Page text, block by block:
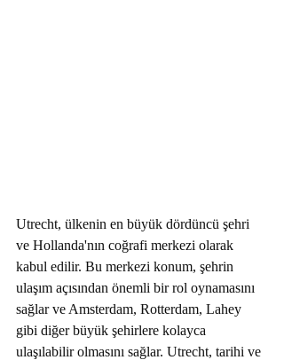
Utrecht, ülkenin en büyük dördüncü şehri
ve Hollanda'nın coğrafi merkezi olarak
kabul edilir. Bu merkezi konum, şehrin
ulaşım açısından önemli bir rol oynamasını
sağlar ve Amsterdam, Rotterdam, Lahey
gibi diğer büyük şehirlere kolayca
ulaşılabilir olmasını sağlar. Utrecht, tarihi ve